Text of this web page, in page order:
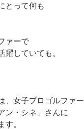
とって何も
ァーで
躍していても。
、女子プロゴルファー
ン・シネ」さんに
。